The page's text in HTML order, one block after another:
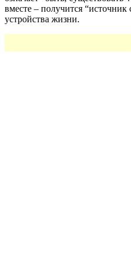
вместе – получится
устройства жизни.